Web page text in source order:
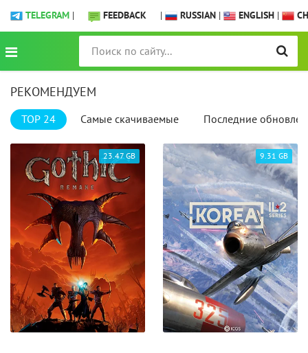
TELEGRAM | FEEDBACK | RUSSIAN | ENGLISH |
РЕКОМЕНДУЕМ
TOP 24 Самые скачиваемые Последние
23.47 GB 9.31 GB